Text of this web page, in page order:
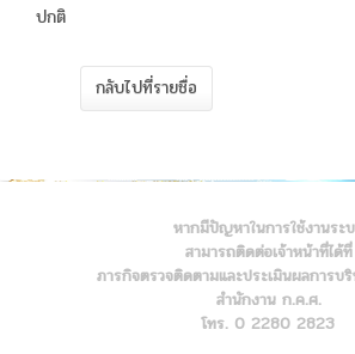
ปกติ
กลับไปที่รายชื่อ
หากมีปัญหาในการใช้งานระ
สามารถติดต่อเจ้าหน้าที่ได้ที่
ภารกิจตรวจติดตามและประเมินผลการบ
สำนักงาน ก.ค.ศ.
โทร. 0 2280 2823